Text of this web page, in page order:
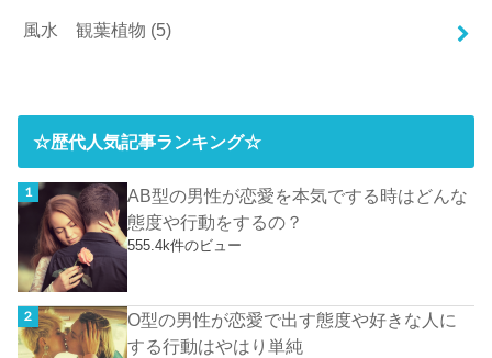
風水 観葉植物 (5)
☆歴代人気記事ランキング☆
AB型の男性が恋愛を本気でする時はどんな
態度や行動をするの？
555.4k件のビュー
O型の男性が恋愛で出す態度や好きな人に
する行動はやはり単純